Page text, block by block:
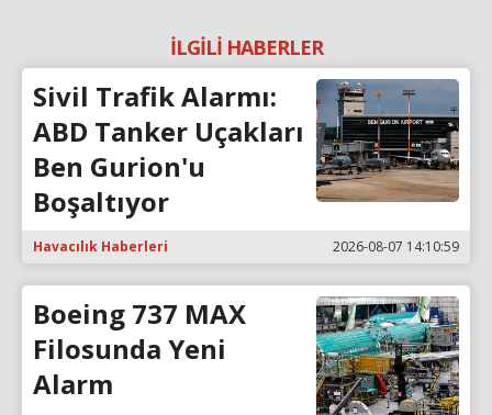
İLGİLİ HABERLER
Sivil Trafik Alarmı:
ABD Tanker Uçakları
Ben Gurion'u
Boşaltıyor
Havacılık Haberleri 2026-08-07 14:10:59
Boeing 737 MAX
Filosunda Yeni
Alarm